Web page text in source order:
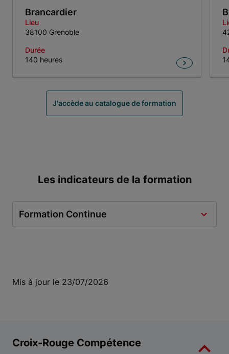
Brancardier
Lieu
38100 Grenoble
Durée
140 heures
J'accède au catalogue de formation
Les indicateurs de la formation
Formation Continue
Mis à jour le 23/07/2026
Croix-Rouge Compétence